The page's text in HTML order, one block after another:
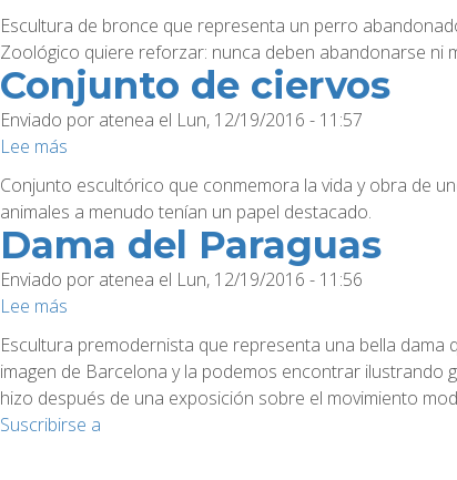
Perro
hambriento
Escultura de bronce que representa un perro
Zoológico quiere reforzar: nunca deben abandonarse ni
Conjunto de ciervos
Enviado por atenea el Lun, 12/19/2016 - 11:57
Lee más
Conjunto
de
ciervos
Conjunto escultórico que conmemora la vida y obra de
animales a menudo tenían un papel destacado.
Dama del Paraguas
Enviado por atenea el Lun, 12/19/2016 - 11:56
Lee más
del
Paraguas
Escultura premodernista que representa una bella
imagen de Barcelona y la podemos encontrar ilustrando
hizo después de una exposición sobre el movimiento
Suscribirse a